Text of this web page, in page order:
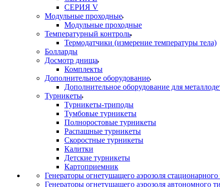
СЕРИЯ V
Модульные проходные
Модульные проходные
Температурный контроль
Термодатчики (измерение температуры тела)
Болларды
Досмотр днища
Комплекты
Дополнительное оборудование
Дополнительное оборудование для
Турникеты
Турникеты-триподы
Тумбовые турникеты
Полноростовые турникеты
Распашные турникеты
Скоростные турникеты
Калитки
Детские турникеты
Картоприемник
Генераторы огнетушащего аэрозоля стационарного
Генераторы огнетушащего аэрозоля автономного